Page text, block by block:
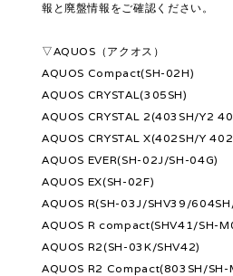
報と廃盤情報をご確認ください。
▽AQUOS（アクオス）
AQUOS Compact(SH-02H)
AQUOS CRYSTAL(305SH)
AQUOS CRYSTAL 2(403SH/Y2
AQUOS CRYSTAL X(402SH/Y
AQUOS EVER(SH-02J/SH-04G)
AQUOS EX(SH-02F)
AQUOS R(SH-03J/SHV39/
AQUOS R compact(SHV41/SH-
AQUOS R2(SH-03K/SHV42)
AQUOS R2 Compact(803SH/SH-